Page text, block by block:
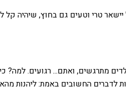
טרי וטעים גם בחוץ, שיהיה
מתרגשים, ואתם... רגועים.
לדברים החשובים באמת: ליהנות